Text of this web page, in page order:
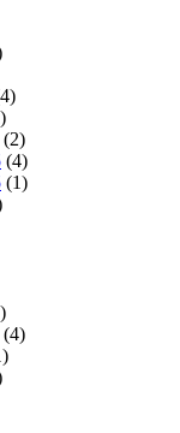
(2)
(4)
(1)
(4)